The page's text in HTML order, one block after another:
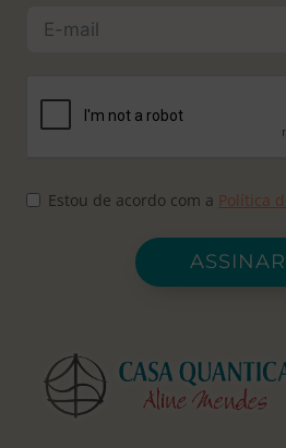
Estou de acordo com a Política